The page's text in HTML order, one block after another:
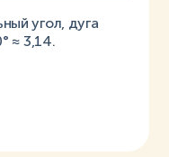
угол, дуга
≈ 3,14.